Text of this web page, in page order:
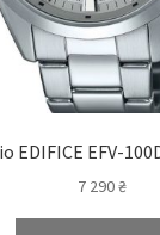
EDIFICE EFV-
7 290₴